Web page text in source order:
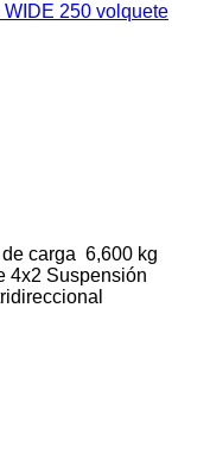
WIDE 250 volquete
carga 6,600 kg
4x2 Suspensión